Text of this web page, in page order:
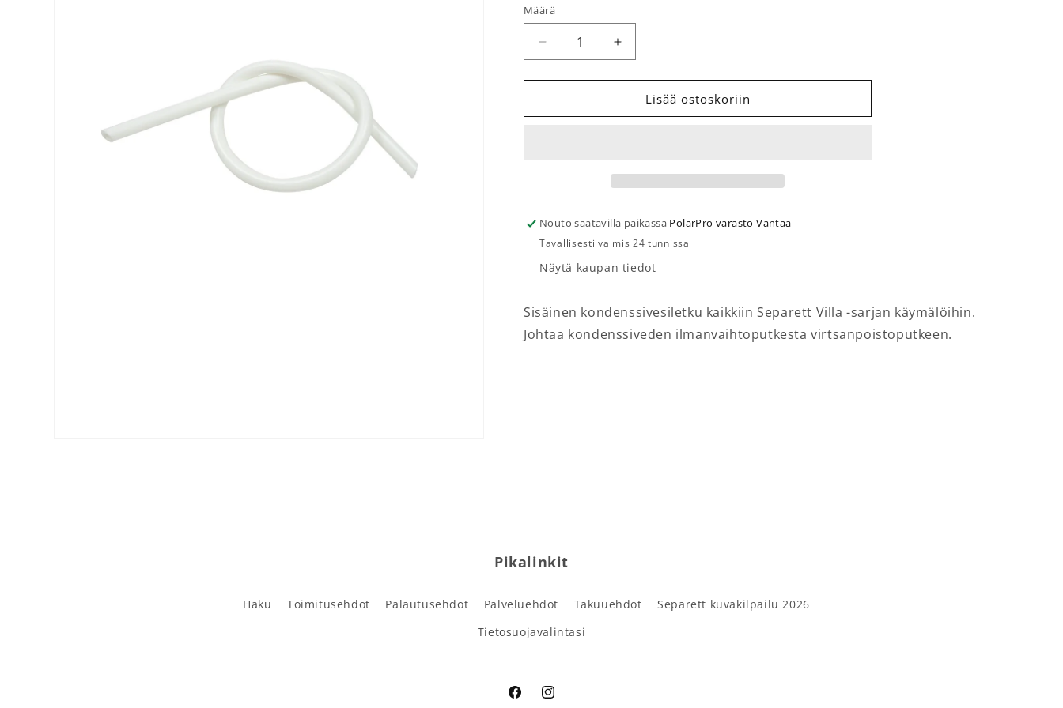
Määrä
Määrä
Vähennä tuotteen Sisäinen kondenssiveden letku Villa määrää
Lisää tuotteen Sisäinen kondenssiveden letku Villa määrää
Lisää ostoskoriin
Nouto saatavilla paikassa PolarPro varasto Vantaa
Tavallisesti valmis 24 tunnissa
Näytä kaupan tiedot
Sisäinen kondenssivesiletku kaikkiin Separett Villa -sarjan käymälöihin.
Johtaa kondenssiveden ilmanvaihtoputkesta virtsanpoistoputkeen.
Pikalinkit
Haku Toimitusehdot Palautusehdot Palveluehdot Takuuehdot
Separett kuvakilpailu 2026
Tietosuojavalintasi
FacebookInstagram